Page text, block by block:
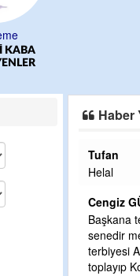
KABA
Haber
Tufan
Helal
Cengiz
Başkana
senedir
terbiyesi
toplayıp